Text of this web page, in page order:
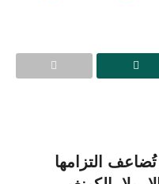
تُضاعف التزامها